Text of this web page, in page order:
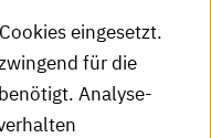
eingesetzt.
für die
Analyse-